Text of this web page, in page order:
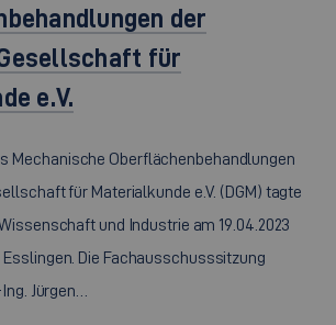
der
für
e.V.
Mechanische Oberflächenbehandlungen
für Materialkunde e.V. (DGM) tagte
und Industrie am 19.04.2023
Die Fachausschusssitzung
Jürgen…